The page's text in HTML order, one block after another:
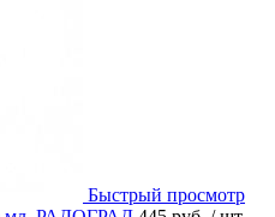
Быстрый просмотр